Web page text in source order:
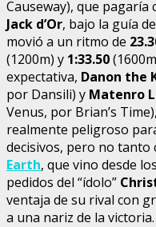
Causeway), que pagaría
Jack d’Or, bajo la guía
movió a un ritmo de
(1200m) y 1:33.50
expectativa, Danon the
por Dansili) y Matenro
Venus, por Brian’s
realmente peligroso
decisivos, pero no tanto
Earth, que vino desde
pedidos del “ídolo”
ventaja de su rival con
a una nariz de la victoria.